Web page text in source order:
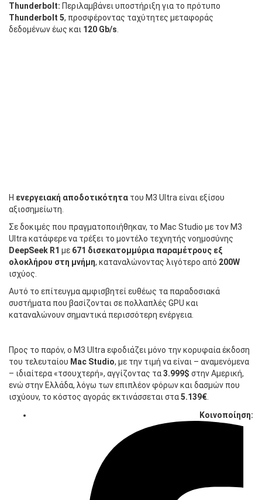
Thunderbolt: Περιλαμβάνει υποστήριξη για το πρότυπο
Thunderbolt 5, προσφέροντας ταχύτητες μεταφοράς
δεδομένων έως και 120 Gb/s
Η ενεργειακή αποδοτικότητα του M3 Ultra είναι εξίσου
αξιοσημείωτη.
Σε δοκιμές που πραγματοποιήθηκαν, το Mac Studio με τον M3
Ultra κατάφερε να τρέξει το μοντέλο τεχνητής νοημοσύνης
DeepSeek R1 με 671 δισεκατομμύρια παραμέτρους εξ
ολοκλήρου στη μνήμη, καταναλώνοντας λιγότερο από 200W
ισχύος.
Αυτό το επίτευγμα αμφισβητεί ευθέως τα παραδοσιακά
συστήματα που βασίζονται σε πολλαπλές GPU και
καταναλώνουν σημαντικά περισσότερη ενέργεια.
Προς το παρόν, ο M3 Ultra εφοδιάζει μόνο την κορυφαία έκδοση
του τελευταίου Mac Studio, με την τιμή να είναι – αναμενόμενα
– ιδιαίτερα «τσουχτερή», αγγίζοντας τα3.999$ στην Αμερική,
ενώ στην Ελλάδα, λόγω των επιπλέον φόρων και δασμών που
ισχύουν, το κόστος αγοράς εκτινάσσεται στα5.139€
Κοινοποίηση: